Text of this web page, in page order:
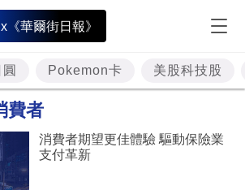
《華爾街日報》
圓 Pokemon卡 美股科技股
費者
消費者期望更佳體驗 驅動保險業
支付革新